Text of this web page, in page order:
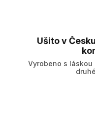
Ušito v
Vyrobeno s